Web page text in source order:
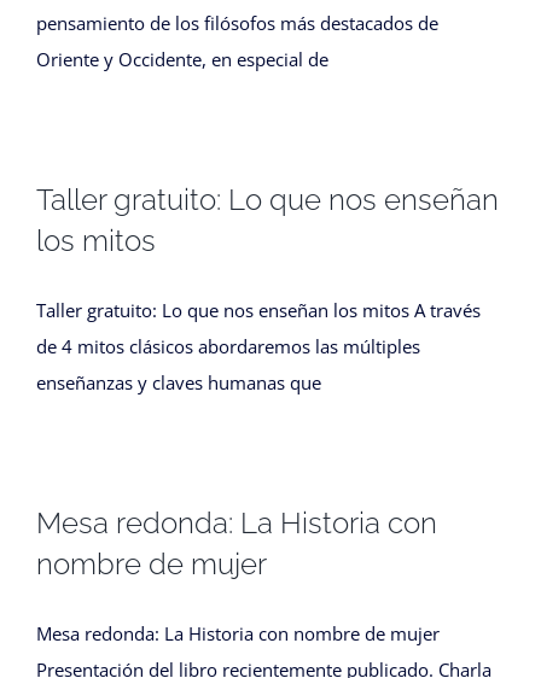
pensamiento de los filósofos más destacados de
Oriente y Occidente, en especial de
Taller gratuito: Lo que nos enseñan
los mitos
Taller gratuito: Lo que nos enseñan los mitos A través
de 4 mitos clásicos abordaremos las múltiples
enseñanzas y claves humanas que
Mesa redonda: La Historia con
nombre de mujer
Mesa redonda: La Historia con nombre de mujer
Presentación del libro recientemente publicado. Charla